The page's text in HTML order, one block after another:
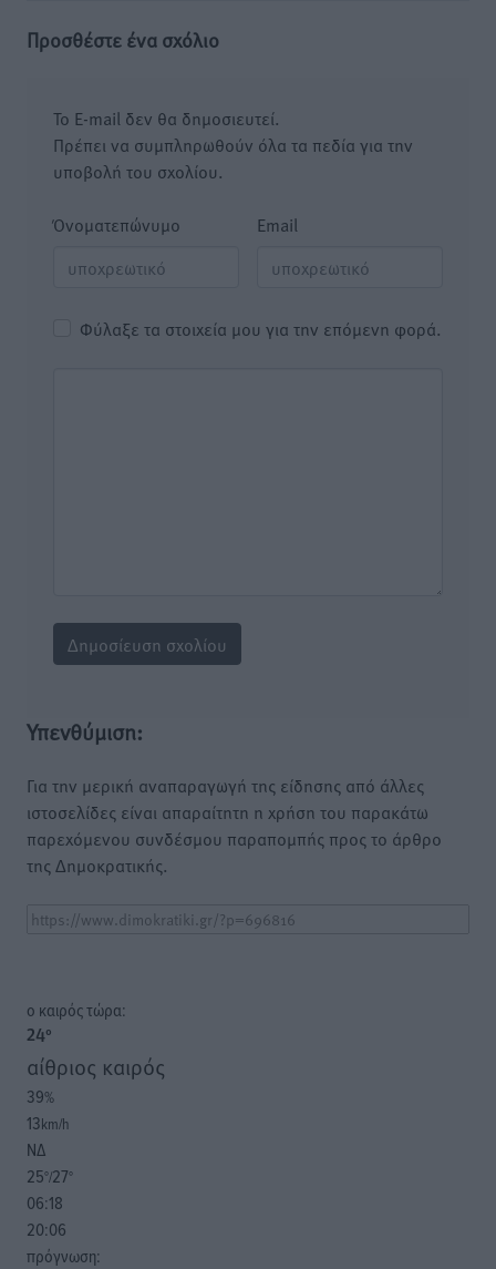
Προσθέστε ένα σχόλιο
Το E-mail δεν θα δημοσιευτεί.
Πρέπει να συμπληρωθούν όλα τα πεδία για την
υποβολή του σχολίου.
Όνοματεπώνυμο Email
Φύλαξε τα στοιχεία μου για την επόμενη φορά.
Υπενθύμιση:
Για την μερική αναπαραγωγή της είδησης από άλλες
ιστοσελίδες είναι απαραίτητη η χρήση του παρακάτω
παρεχόμενου συνδέσμου παραπομπής προς το άρθρο
της Δημοκρατικής.
o καιρός τώρα:
24°
αίθριος καιρός
39%
13km/h
ΝΔ
25°/27°
06:18
20:06
πρόγνωση: